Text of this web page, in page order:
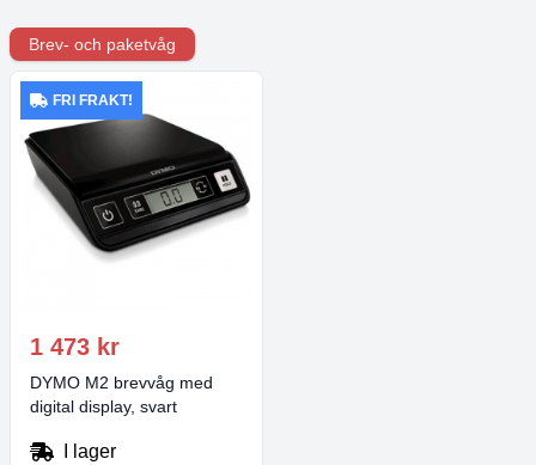
Brev- och paketvåg
FRI FRAKT!
1 473 kr
DYMO M2 brevvåg med
digital display, svart
I lager